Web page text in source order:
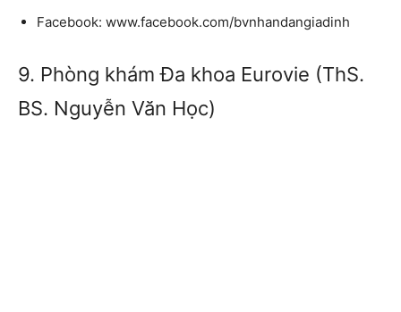
Facebook: www.facebook.com/bvnhandangiadinh
9. Phòng khám Đa khoa Eurovie (ThS.
BS. Nguyễn Văn Học)